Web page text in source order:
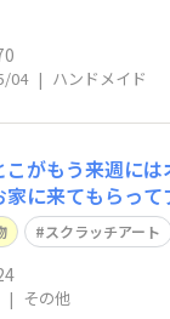
04 | ハンドメイド
こがもう来週に
に来てもらっ
❣️スヌーピーの
ト喜んでくれた
スクラッチアート
| その他